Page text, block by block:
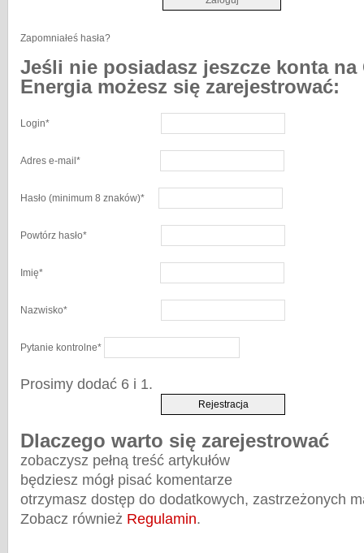
Zapomniałeś hasła?
Jeśli nie posiadasz jeszcze konta na
Energia możesz się zarejestrować:
Login*
Adres e-mail *
Hasło (minimum 8 znaków)*
Powtórz hasło*
Imię*
Nazwisko*
Pytanie kontrolne*
Prosimy dodać 6 i 1.
Dlaczego warto się zarejestrować
zobaczysz pełną treść artykułów
będziesz mógł pisać komentarze
otrzymasz dostęp do dodatkowych, zastrzeżonych
Zobacz również Regulamin.